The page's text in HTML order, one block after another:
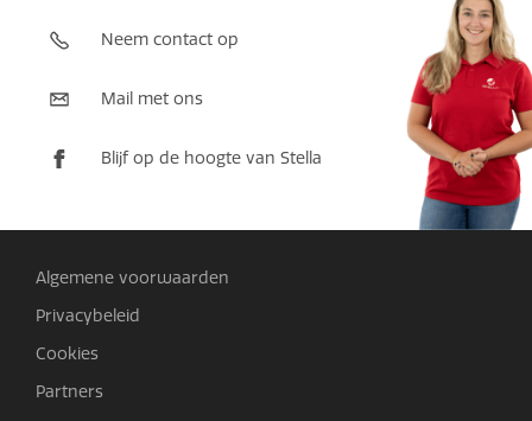
Neem contact op
Mail met ons
Blijf op de hoogte van Stella
Algemene voorwaarden
Privacybeleid
Cookies
Partners